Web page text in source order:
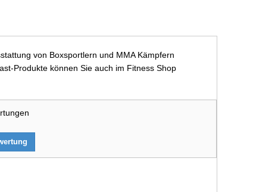
von Boxsportlern und MMA Kämpfern
Produkte können Sie auch im Fitness Shop